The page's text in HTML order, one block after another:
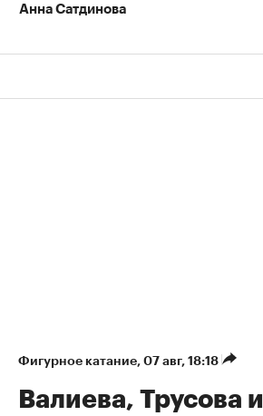
Анна Сатдинова
Фигурное катание⁠, 07 авг, 18:18
Валиева, Трусова и